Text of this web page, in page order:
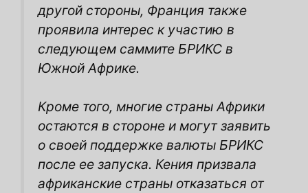
другой стороны, Франция также
проявила интерес к участию в
следующем саммите БРИКС в
Южной Африке.
Кроме того, многие страны Африки
остаются в стороне и могут заявить
о своей поддержке валюты БРИКС
после ее запуска. Кения призвала
африканские страны отказаться от